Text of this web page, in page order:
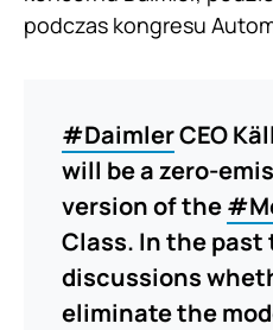
podczas kongresu
#DaimlerCEO
will be a zero-
version of the
Class. In the past
discussions
eliminate the